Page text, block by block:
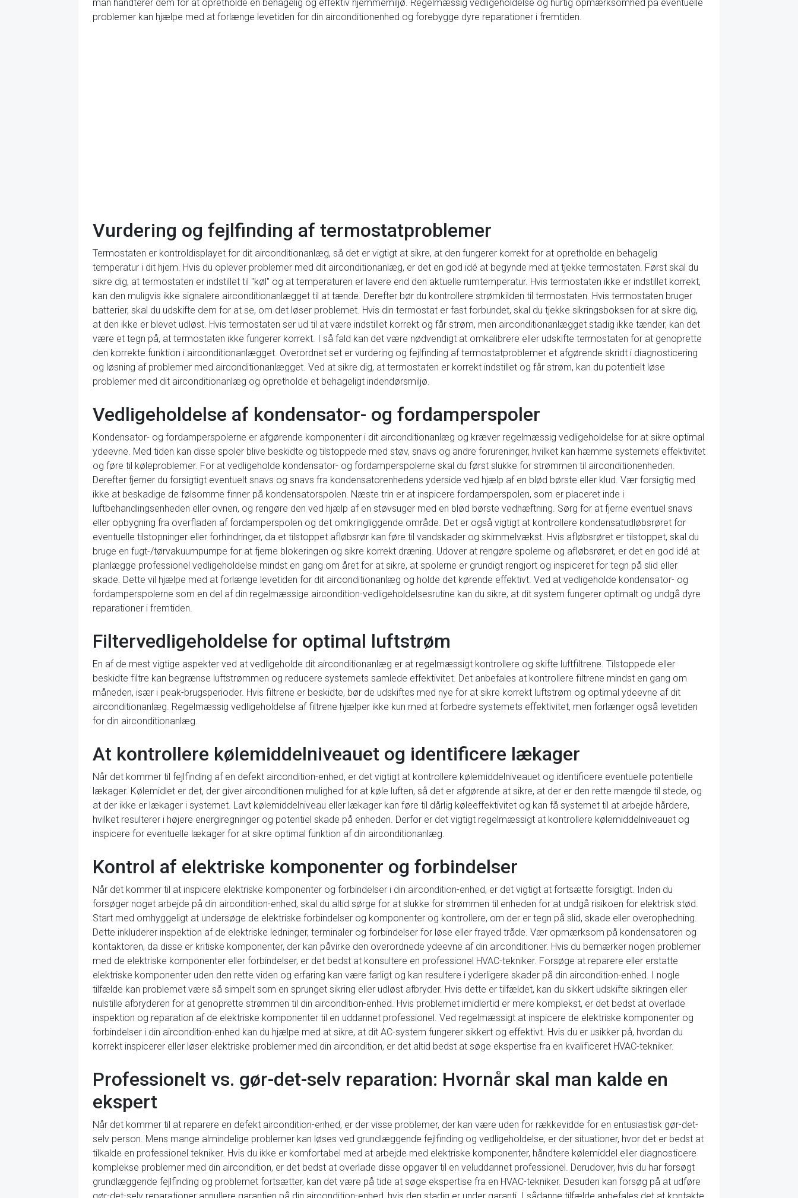
man håndterer dem for at opretholde en behagelig og effektiv hjemmemiljø. Regelmæssig vedligeholdelse og hurtig opmærksomhed på eventuelle
problemer kan hjælpe med at forlænge levetiden for din airconditionenhed og forebygge dyre reparationer i fremtiden.
Vurdering og fejlfinding af termostatproblemer
Termostaten er kontroldisplayet for dit airconditionanlæg, så det er vigtigt at sikre, at den fungerer korrekt for at opretholde en behagelig
temperatur i dit hjem. Hvis du oplever problemer med dit airconditionanlæg, er det en god idé at begynde med at tjekke termostaten. Først skal du
sikre dig, at termostaten er indstillet til "køl" og at temperaturen er lavere end den aktuelle rumtemperatur. Hvis termostaten ikke er indstillet korrekt,
kan den muligvis ikke signalere airconditionanlægget til at tænde. Derefter bør du kontrollere strømkilden til termostaten. Hvis termostaten bruger
batterier, skal du udskifte dem for at se, om det løser problemet. Hvis din termostat er fast forbundet, skal du tjekke sikringsboksen for at sikre dig,
at den ikke er blevet udløst. Hvis termostaten ser ud til at være indstillet korrekt og får strøm, men airconditionanlægget stadig ikke tænder, kan det
være et tegn på, at termostaten ikke fungerer korrekt. I så fald kan det være nødvendigt at omkalibrere eller udskifte termostaten for at genoprette
den korrekte funktion i airconditionanlægget. Overordnet set er vurdering og fejlfinding af termostatproblemer et afgørende skridt i diagnosticering
og løsning af problemer med airconditionanlægget. Ved at sikre dig, at termostaten er korrekt indstillet og får strøm, kan du potentielt løse
problemer med dit airconditionanlæg og opretholde et behageligt indendørsmiljø.
Vedligeholdelse af kondensator- og fordamperspoler
Kondensator- og fordamperspolerne er afgørende komponenter i dit airconditionanlæg og kræver regelmæssig vedligeholdelse for at sikre optimal
ydeevne. Med tiden kan disse spoler blive beskidte og tilstoppede med støv, snavs og andre forureninger, hvilket kan hæmme systemets effektivitet
og føre til køleproblemer. For at vedligeholde kondensator- og fordamperspolerne skal du først slukke for strømmen til airconditionenheden.
Derefter fjerner du forsigtigt eventuelt snavs og snavs fra kondensatorenhedens yderside ved hjælp af en blød børste eller klud. Vær forsigtig med
ikke at beskadige de følsomme finner på kondensatorspolen. Næste trin er at inspicere fordamperspolen, som er placeret inde i
luftbehandlingsenheden eller ovnen, og rengøre den ved hjælp af en støvsuger med en blød børste vedhæftning. Sørg for at fjerne eventuel snavs
eller opbygning fra overfladen af fordamperspolen og det omkringliggende område. Det er også vigtigt at kontrollere kondensatudløbsrøret for
eventuelle tilstopninger eller forhindringer, da et tilstoppet afløbsrør kan føre til vandskader og skimmelvækst. Hvis afløbsrøret er tilstoppet, skal du
bruge en fugt-/tørvakuumpumpe for at fjerne blokeringen og sikre korrekt dræning. Udover at rengøre spolerne og afløbsrøret, er det en god idé at
planlægge professionel vedligeholdelse mindst en gang om året for at sikre, at spolerne er grundigt rengjort og inspiceret for tegn på slid eller
skade. Dette vil hjælpe med at forlænge levetiden for dit airconditionanlæg og holde det kørende effektivt. Ved at vedligeholde kondensator- og
fordamperspolerne som en del af din regelmæssige aircondition-vedligeholdelsesrutine kan du sikre, at dit system fungerer optimalt og undgå dyre
reparationer i fremtiden.
Filtervedligeholdelse for optimal luftstrøm
En af de mest vigtige aspekter ved at vedligeholde dit airconditionanlæg er at regelmæssigt kontrollere og skifte luftfiltrene. Tilstoppede eller
beskidte filtre kan begrænse luftstrømmen og reducere systemets samlede effektivitet. Det anbefales at kontrollere filtrene mindst en gang om
måneden, især i peak-brugsperioder. Hvis filtrene er beskidte, bør de udskiftes med nye for at sikre korrekt luftstrøm og optimal ydeevne af dit
airconditionanlæg. Regelmæssig vedligeholdelse af filtrene hjælper ikke kun med at forbedre systemets effektivitet, men forlænger også levetiden
for din airconditionanlæg.
At kontrollere kølemiddelniveauet og identificere lækager
Når det kommer til fejlfinding af en defekt aircondition-enhed, er det vigtigt at kontrollere kølemiddelniveauet og identificere eventuelle potentielle
lækager. Kølemidlet er det, der giver airconditionen mulighed for at køle luften, så det er afgørende at sikre, at der er den rette mængde til stede, og
at der ikke er lækager i systemet. Lavt kølemiddelniveau eller lækager kan føre til dårlig køleeffektivitet og kan få systemet til at arbejde hårdere,
hvilket resulterer i højere energiregninger og potentiel skade på enheden. Derfor er det vigtigt regelmæssigt at kontrollere kølemiddelniveauet og
inspicere for eventuelle lækager for at sikre optimal funktion af din airconditionanlæg.
Kontrol af elektriske komponenter og forbindelser
Når det kommer til at inspicere elektriske komponenter og forbindelser i din aircondition-enhed, er det vigtigt at fortsætte forsigtigt. Inden du
forsøger noget arbejde på din aircondition-enhed, skal du altid sørge for at slukke for strømmen til enheden for at undgå risikoen for elektrisk stød.
Start med omhyggeligt at undersøge de elektriske forbindelser og komponenter og kontrollere, om der er tegn på slid, skade eller overophedning.
Dette inkluderer inspektion af de elektriske ledninger, terminaler og forbindelser for løse eller frayed tråde. Vær opmærksom på kondensatoren og
kontaktoren, da disse er kritiske komponenter, der kan påvirke den overordnede ydeevne af din airconditioner. Hvis du bemærker nogen problemer
med de elektriske komponenter eller forbindelser, er det bedst at konsultere en professionel HVAC-tekniker. Forsøge at reparere eller erstatte
elektriske komponenter uden den rette viden og erfaring kan være farligt og kan resultere i yderligere skader på din aircondition-enhed. I nogle
tilfælde kan problemet være så simpelt som en sprunget sikring eller udløst afbryder. Hvis dette er tilfældet, kan du sikkert udskifte sikringen eller
nulstille afbryderen for at genoprette strømmen til din aircondition-enhed. Hvis problemet imidlertid er mere komplekst, er det bedst at overlade
inspektion og reparation af de elektriske komponenter til en uddannet professionel. Ved regelmæssigt at inspicere de elektriske komponenter og
forbindelser i din aircondition-enhed kan du hjælpe med at sikre, at dit AC-system fungerer sikkert og effektivt. Hvis du er usikker på, hvordan du
korrekt inspicerer eller løser elektriske problemer med din aircondition, er det altid bedst at søge ekspertise fra en kvalificeret HVAC-tekniker.
Professionelt vs. gør-det-selv reparation: Hvornår skal man kalde en
ekspert
Når det kommer til at reparere en defekt aircondition-enhed, er der visse problemer, der kan være uden for rækkevidde for en entusiastisk gør-det-
selv person. Mens mange almindelige problemer kan løses ved grundlæggende fejlfinding og vedligeholdelse, er der situationer, hvor det er bedst at
tilkalde en professionel tekniker. Hvis du ikke er komfortabel med at arbejde med elektriske komponenter, håndtere kølemiddel eller diagnosticere
komplekse problemer med din aircondition, er det bedst at overlade disse opgaver til en veluddannet professionel. Derudover, hvis du har forsøgt
grundlæggende fejlfinding og problemet fortsætter, kan det være på tide at søge ekspertise fra en HVAC-tekniker. Desuden kan forsøg på at udføre